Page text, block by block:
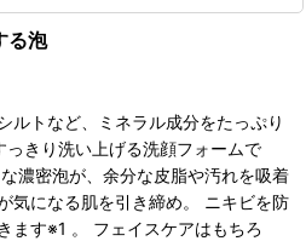
る泡
ルトなど、ミネラル成分をたっぷり
きり洗い上げる洗顔フォームで
濃密泡が、余分な皮脂や汚れを吸着
気になる肌を引き締め。 ニキビを防
ます※1 。 フェイスケアはもちろ